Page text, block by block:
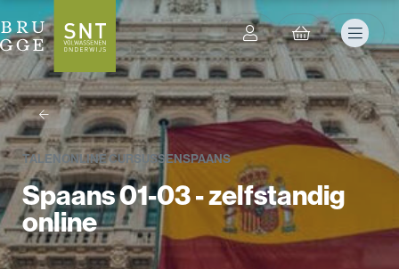
terug
TALEN ONLINE CURSUSSENSPAANS
Spaans 01-03 - zelfstandig
online